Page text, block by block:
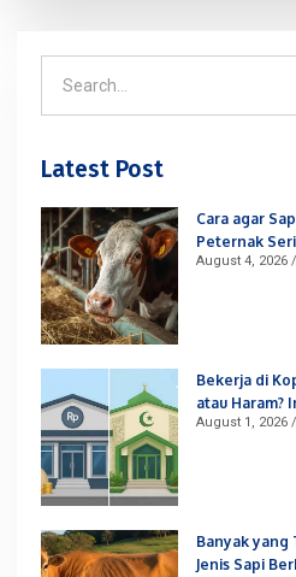
Latest Post
Cara agar
Peternak
August 4, 2026
Bekerja di
atau Haram?
August 1, 2026
Banyak yang
Jenis Sapi